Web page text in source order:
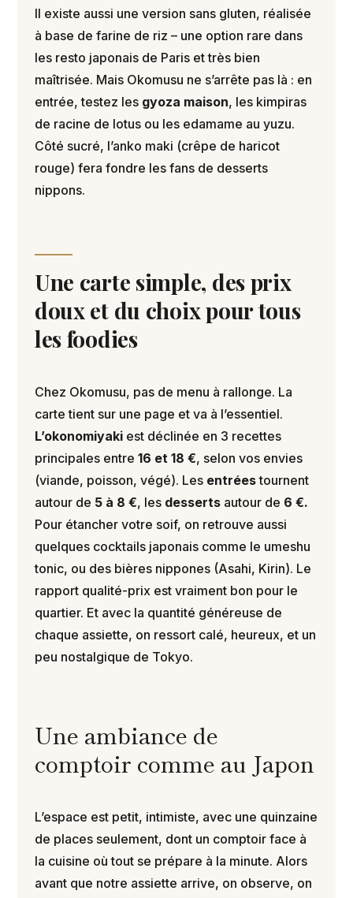
Il existe aussi une version sans gluten, réalisée
à base de farine de riz – une option rare dans
les resto japonais de Paris et très bien
maîtrisée. Mais Okomusu ne s’arrête pas là : en
entrée, testez lesgyoza maison, les kimpiras
de racine de lotus ou les edamame au yuzu.
Côté sucré, l’anko maki (crêpe de haricot
rouge) fera fondre les fans de desserts
nippons.
Une carte simple, des prix
doux et du choix pour tous
les foodies
Chez Okomusu, pas de menu à rallonge. La
carte tient sur une page et va à l’essentiel.
L’okonomiyakiest déclinée en 3 recettes
principales entre 16 et 18 €, selon vos envies
(viande, poisson, végé). Les entréestournent
autour de 5 à 8 €, les dessertsautour de 6 €.
Pour étancher votre soif, on retrouve aussi
quelques cocktails japonais comme le umeshu
tonic, ou des bières nippones (Asahi, Kirin). Le
rapport qualité-prix est vraiment bon pour le
quartier. Et avec la quantité généreuse de
chaque assiette, on ressort calé, heureux, et un
peu nostalgique de Tokyo.
Une ambiance de
comptoir comme au Japon
L’espace est petit, intimiste, avec une quinzaine
de places seulement, dont un comptoir face à
la cuisine où tout se prépare à la minute. Alors
avant que notre assiette arrive, on observe, on